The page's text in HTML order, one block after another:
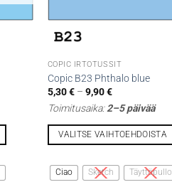
COPIC IRTOTUSSIT
Copic B23 Phthalo blue
5,30€ – 9,90€Hintaluokka:
-
Toimitusaika:2–5 päivää
VALITSE VAIHTOEHDOISTA
tuotteella
Ciao Sketch Täyttöpullo